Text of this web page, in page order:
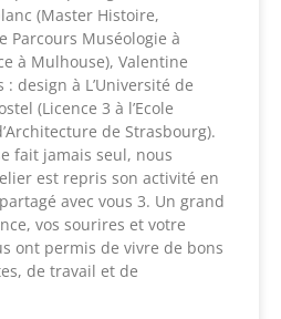
(Master Histoire,
Parcours Muséologie à
à Mulhouse), Valentine
: design à L’Université de
(Licence 3 à l’Ecole
de Strasbourg).
fait jamais seul, nous
est repris son activité en
avec vous 3. Un grand
vos sourires et votre
ont permis de vivre de bons
de travail et de